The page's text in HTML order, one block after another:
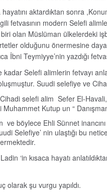
hayatını aktardıktan sonra
fetvasının modern Selefi
olan Müslüman ülkelerdeki
olduğunu önermesine
İbni Teymiyye’nin yazdığı
Selefi alimlerin fetvayı
Suudi selefiye ve
selefi alim Sefer El-Havali,
Kutup un “
ve böylece Ehli Sünnet
Selefiye’ nin ulaştığı bu
‘in kısaca hayatı
olarak şu vurgu yapıldı.